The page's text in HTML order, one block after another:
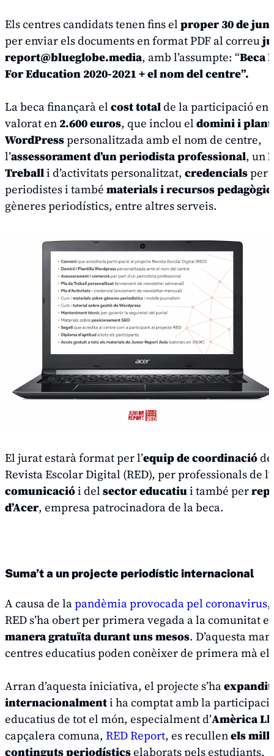
Els centres candidats tenen fins elproper 30 de
per enviar els documents en format PDF al correu
report@blueglobe.media, amb l’assumpte: “Beca
For Education 2020-2021 + el nom del centre”.
La beca finançarà elcost totalde la participació en
valorat en 2.600 euros, que inclou eldomini i
WordPresspersonalitzada amb el nom de centre,
l’assessorament d’un periodista professional, un
Treballi d’activitats personalitzat, credencialsper
periodistes i també materials i recursos
gèneres periodístics, entre altres serveis.
El jurat estarà format per l’equip de coordinació
Revista Escolar Digital (RED), per professionals de l
comunicaciói delsector educatiui també per
d’Acer, empresa patrocinadora de la beca.
Suma’t a un projecte periodístic internacional
A causa de lapandèmia provocada pel coronavirus,
RED s’ha obert per primera vegada a la comunitat
manera gratuïta durant uns mesos. D’aquesta
centres educatius poden conèixer de primera mà el
Arran d’aquesta iniciativa, el projecte s’haexpandit
internacionalmenti ha comptat amb la
educatius de tot el món, especialment d’Amèrica
capçalera comuna, RED Report, es recullenels
continguts periodísticselaborats pels estudiants.